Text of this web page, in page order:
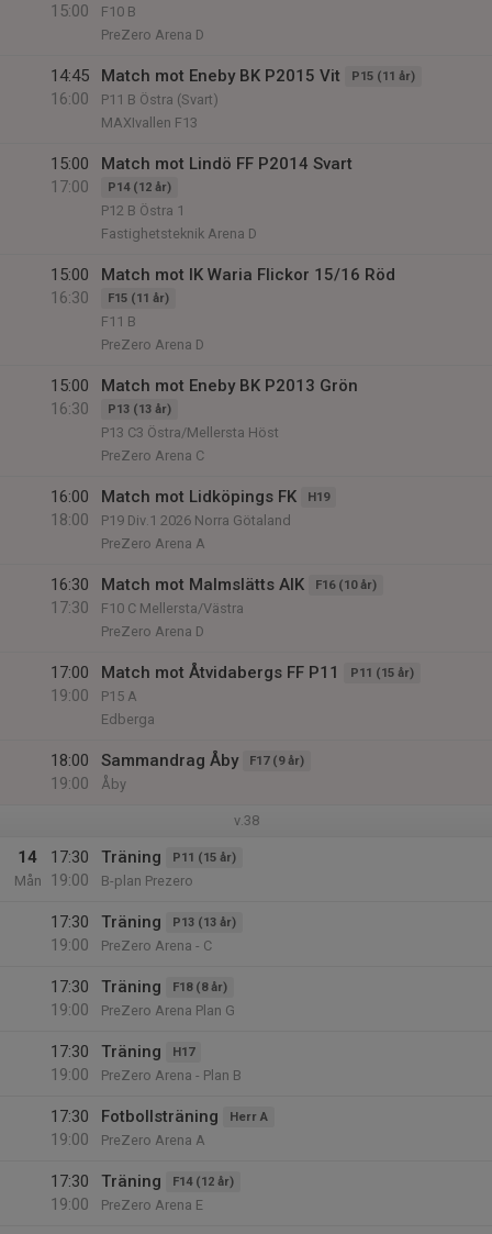
15:00
F10 B
PreZero Arena D
14:45
16:00
Match mot Eneby BK P2015 Vit P15 (11 år)
P11 B Östra (Svart)
MAXIvallen F13
15:00
17:00
Match mot Lindö FF P2014 Svart
P14 (12 år)
P12 B Östra 1
Fastighetsteknik Arena D
15:00
16:30
Match mot IK Waria Flickor 15/16 Röd
F15 (11 år)
F11 B
PreZero Arena D
15:00
16:30
Match mot Eneby BK P2013 Grön
P13 (13 år)
P13 C3 Östra/Mellersta Höst
PreZero Arena C
16:00
18:00
Match mot Lidköpings FK H19
P19 Div.1 2026 Norra Götaland
PreZero Arena A
16:30
17:30
Match mot Malmslätts AIK F16 (10 år)
F10 C Mellersta/Västra
PreZero Arena D
17:00
19:00
Match mot Åtvidabergs FF P11 P11 (15 år)
P15 A
Edberga
18:00
19:00
Sammandrag Åby F17 (9 år)
Åby
v.38
14
Mån
17:30
19:00
Träning P11 (15 år)
B-plan Prezero
17:30
19:00
Träning P13 (13 år)
PreZero Arena - C
17:30
19:00
Träning F18 (8 år)
PreZero Arena Plan G
17:30
19:00
Träning H17
PreZero Arena - Plan B
17:30
19:00
Fotbollsträning Herr A
PreZero Arena A
17:30
19:00
Träning F14 (12 år)
PreZero Arena E